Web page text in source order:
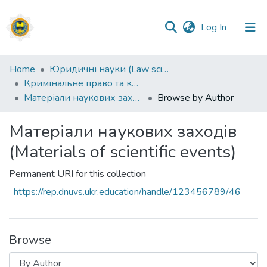
Log In (current)
Communities
&
Collections
Home
Юридичні науки (Law sciences)
Кримінальне право та кримінологія; кримінально-виконавче право (Criminal law and criminology; criminal executive law) (12.00.08)
Матеріали наукових заходів (Materials of scientific events)
Browse by Author
Матеріали наукових заходів
(Materials of scientific events)
Permanent URI for this collection
https://rep.dnuvs.ukr.education/handle/123456789/46
Browse